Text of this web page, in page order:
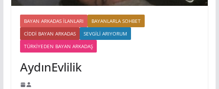
BAYAN ARKADAS ILANLARI
BAYANLARLA SOHBET
CIDDI BAYAN ARKADAS
SEVGILI ARIYORUM
TÜRKIYEDEN BAYAN ARKADAŞ
AydınEvlilik